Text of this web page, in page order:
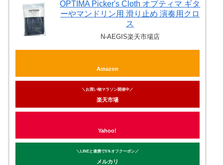
OPTIMA Picker's Cloth オプティマ ギタ
ーやマンドリン用 滑り止め 演奏用クロ
ス
N-AEGIS楽天市場店
Amazon
＼お買い物マラソン開催中／
楽天市場
Yahoo!
＼LINEと連携で5％オフクーポン／
メルカリ